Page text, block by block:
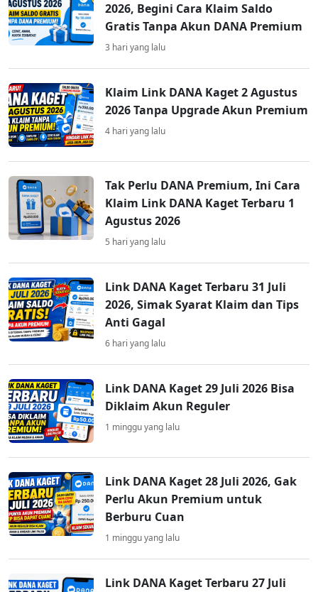
2026, Begini Cara Klaim Saldo
Gratis Tanpa Akun DANA Premium
3 hari yang lalu
Klaim Link DANA Kaget 2 Agustus
2026 Tanpa Upgrade Akun Premium
4 hari yang lalu
Tak Perlu DANA Premium, Ini Cara
Klaim Link DANA Kaget Terbaru 1
Agustus 2026
5 hari yang lalu
Link DANA Kaget Terbaru 31 Juli
2026, Simak Syarat Klaim dan Tips
Anti Gagal
6 hari yang lalu
Link DANA Kaget 29 Juli 2026 Bisa
Diklaim Akun Reguler
1 minggu yang lalu
Link DANA Kaget 28 Juli 2026, Gak
Perlu Akun Premium untuk
Berburu Cuan
1 minggu yang lalu
Link DANA Kaget Terbaru 27 Juli